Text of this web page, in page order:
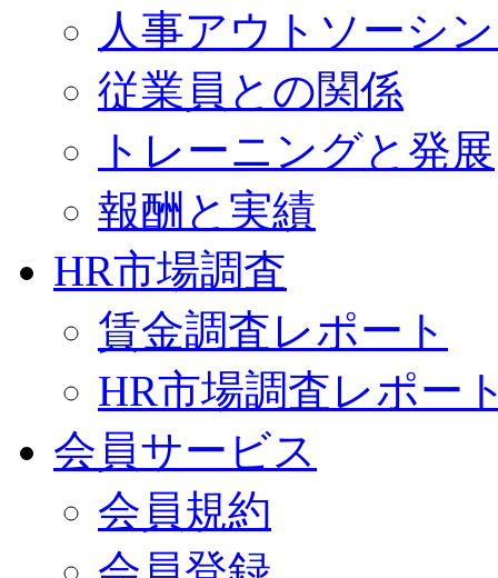
人事アウトソーシ
従業員との関係
トレーニングと発展
報酬と実績
HR市場調査
賃金調査レポート
HR市場調査レポー
会員サービス
会員規約